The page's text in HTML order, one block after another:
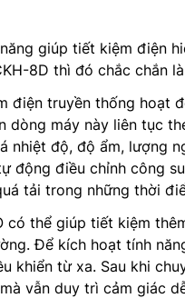
giúp tiết kiệm điện
8D thì đó chắc chắn
điện truyền thống hoạt
dòng máy này liên tục
nhiệt độ, độ ẩm, lượng
động điều chỉnh công
tải trong những thời
có thể giúp tiết kiệm
Để kích hoạt tính
khiển từ xa. Sau khi
vẫn duy trì cảm giác